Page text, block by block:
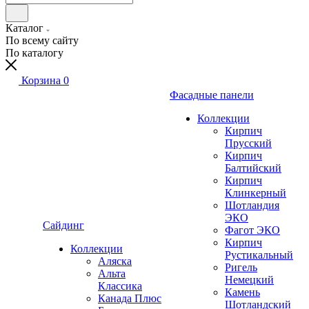
Каталог
По всему сайту
По каталогу
Корзина 0
Сайдинг
Коллекции
Аляска
Альта
Классика
Канада Плюс
Фасадные панели
Коллекции
Кирпич
Прусский
Кирпич
Балтийский
Кирпич
Клинкерный
Шотландия
ЭКО
Фагот ЭКО
Кирпич
Рустикальный
Ригель
Немецкий
Камень
Шотландский